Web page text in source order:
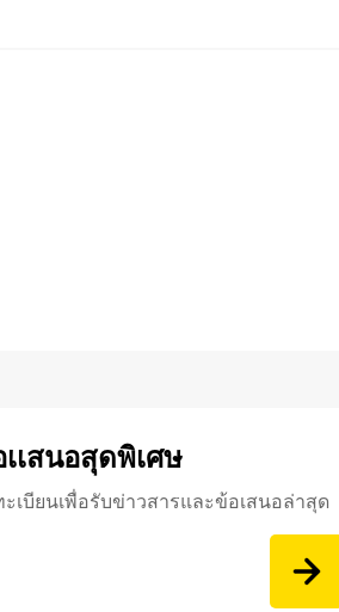
เสนอสุดพิเศษ
ะเบียนเพื่อรับข่าวสารและข้อเสนอล่าสุด